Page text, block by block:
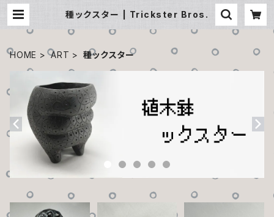
種ックスター | Trickster Bros.
HOME ART 種ックスター